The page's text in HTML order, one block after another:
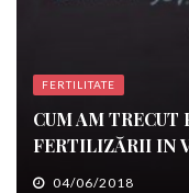
FERTILITATE
CUM AM
FERTILIZĂRII IN
04/06/2018